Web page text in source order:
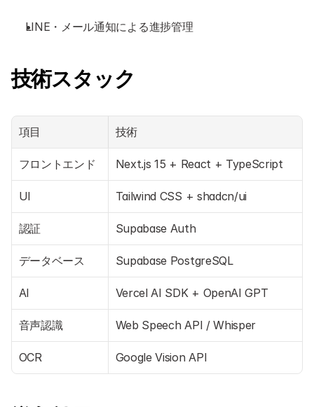
LINE・メール通知による進捗管理
技術スタック
項目 技術
フロントエンド Next.js 15 + React + TypeScript
UI Tailwind CSS + shadcn/ui
認証 Supabase Auth
データベース Supabase PostgreSQL
AI Vercel AI SDK + OpenAI GPT
音声認識 Web Speech API / Whisper
OCR Google Vision API